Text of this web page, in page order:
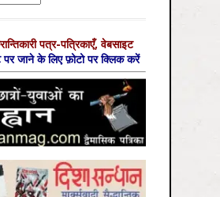
पत्र-पत्रिकाएँ, वेबसाइट
पर जाने के लिए फ़ोटो पर क्लिक करें